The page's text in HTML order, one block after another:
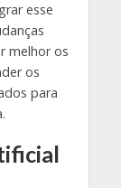
esse
melhor os
os
para